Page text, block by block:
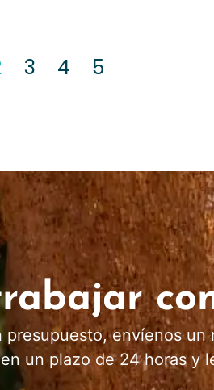
3 4 5
envíenos un
un plazo de 24 horas y